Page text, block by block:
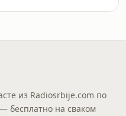
из Radiosrbije.com по
бесплатно на сваком